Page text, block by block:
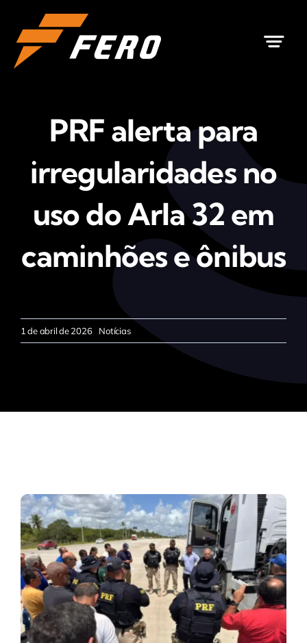
para
conteúdo
PRF alerta para
irregularidades no
uso do Arla 32 em
caminhões e ônibus
1 de abril de 2026 Notícias